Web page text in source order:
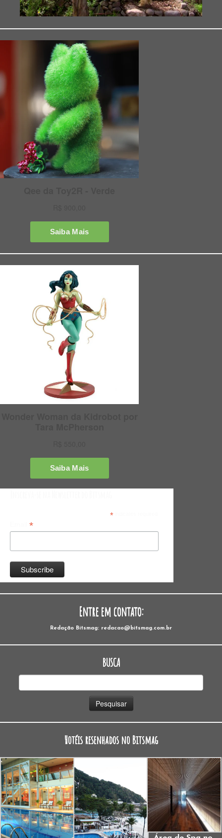
*indicates required
*
Entre em contato:
Redação Bitsmag: redacao@bitsmag.com.br
BUSCA
Hotéis resenhados no Bitsmag